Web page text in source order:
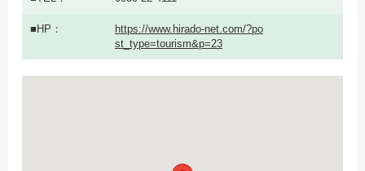
HP
https://www.hirado-net.com/?po
st_type=tourism&p=23